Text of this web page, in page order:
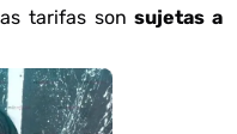
tarifas sonsujetas a